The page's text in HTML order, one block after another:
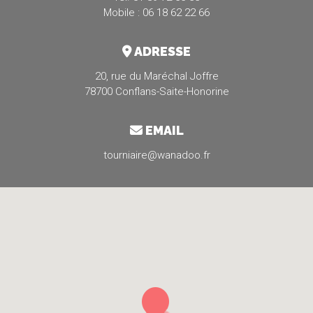
Mobile : 06 18 62 22 66
ADRESSE
20, rue du Maréchal Joffre
78700 Conflans-Saite-Honorine
EMAIL
tourniaire@wanadoo.fr